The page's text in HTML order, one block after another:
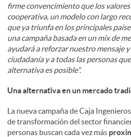
firme convencimiento que los valores
cooperativa, un modelo con largo
que ya triunfa en los principales
una campaña basada en un mix de
ayudará a reforzar nuestro mensaje y
ciudadanía y a todas las personas
alternativa es posible”.
Una alternativa en un mercado
La nueva campaña de Caja
de transformación del sector
personas buscan cada vez más